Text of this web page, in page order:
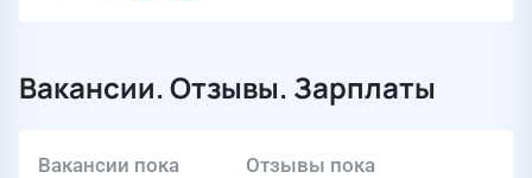
Вакансии. Отзывы. Зарплаты
Вакансии пока
Отзывы пока